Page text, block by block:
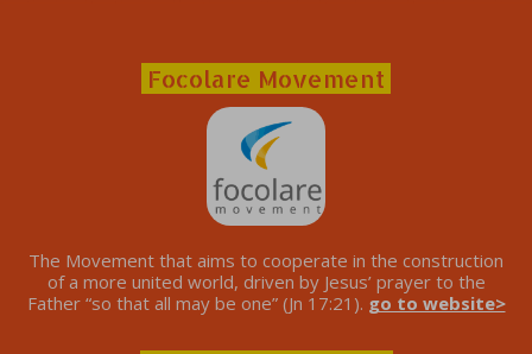
Focolare Movement
The Movement that aims to cooperate in the construction
of a more united world, driven by Jesus’ prayer to the
Father “so that all may be one” (Jn 17:21). go to website>